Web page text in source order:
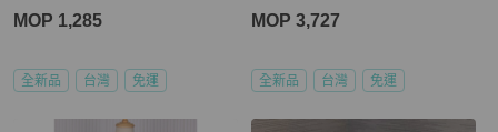
MOP 1,285
全新品 台灣 免運
MOP 3,727
全新品 台灣 免運